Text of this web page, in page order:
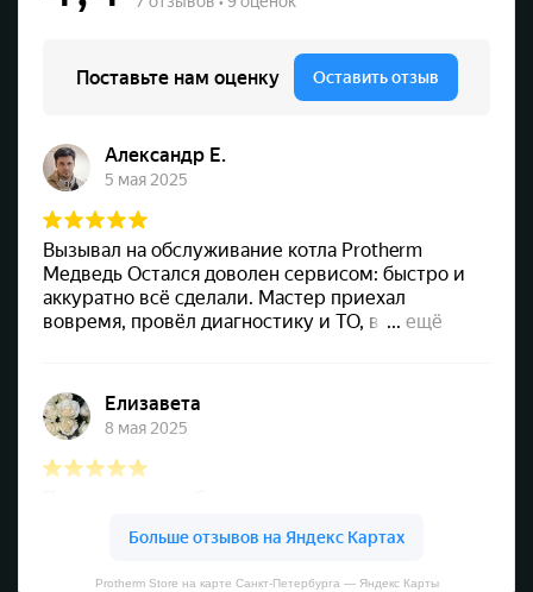
Protherm Store на карте Санкт‑Петербурга — Яндекс Карты